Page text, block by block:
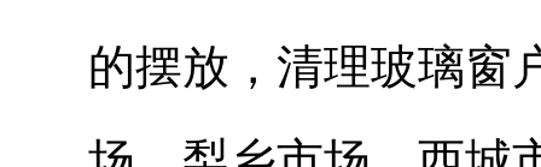
的摆放，清理玻璃窗